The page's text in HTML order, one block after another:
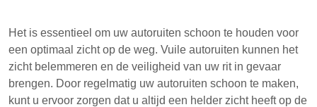
Het is essentieel om uw autoruiten schoon te houden voor
een optimaal zicht op de weg. Vuile autoruiten kunnen het
zicht belemmeren en de veiligheid van uw rit in gevaar
brengen. Door regelmatig uw autoruiten schoon te maken,
kunt u ervoor zorgen dat u altijd een helder zicht heeft op de